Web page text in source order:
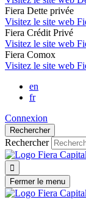
Fiera Dette privée
Visitez le site web
Fiera Crédit Privé
Visitez le site web
Fiera Comox
Visitez le site web
en
fr
Connexion
Rechercher
Rechercher

Fermer le menu